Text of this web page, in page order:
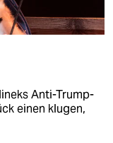
Anti-Trump-
einen klugen,